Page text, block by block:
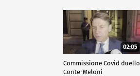
02:05
Commissione Covid duello
Conte-Meloni